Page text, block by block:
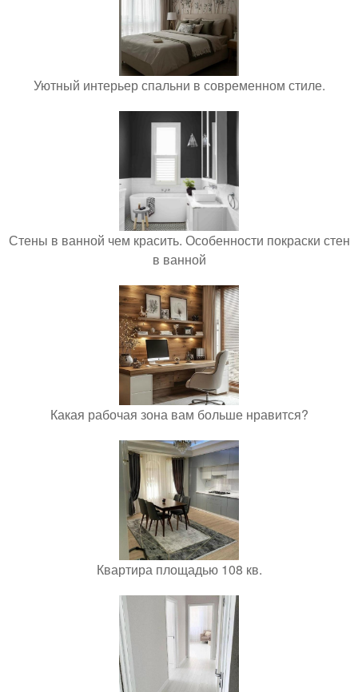
Уютный интерьер спальни в современном стиле.
Стены в ванной чем красить. Особенности покраски стен
в ванной
Какая рабочая зона вам больше нравится?
Квартира площадью 108 кв.